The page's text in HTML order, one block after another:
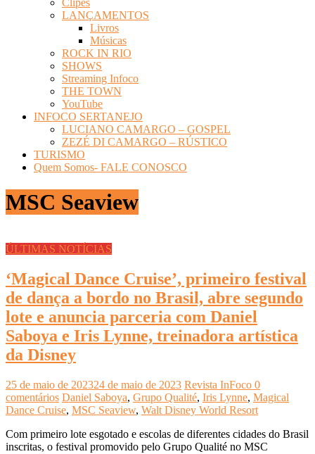
Clipes
LANÇAMENTOS
Livros
Músicas
ROCK IN RIO
SHOWS
Streaming Infoco
THE TOWN
YouTube
INFOCO SERTANEJO
LUCIANO CAMARGO – GOSPEL
ZEZÉ DI CAMARGO – RÚSTICO
TURISMO
Quem Somos- FALE CONOSCO
MSC Seaview
ÚLTIMAS NOTÍCIAS
‘Magical Dance Cruise’, primeiro festival
de dança a bordo no Brasil, abre segundo
lote e anuncia parceria com Daniel
Saboya e Iris Lynne, treinadora artística
da Disney
25 de maio de 202324 de maio de 2023 Revista InFoco 0
comentários Daniel Saboya, Grupo Qualité, Iris Lynne, Magical
Dance Cruise, MSC Seaview, Walt Disney World Resort
Com primeiro lote esgotado e escolas de diferentes cidades do Brasil
inscritas, o festival promovido pelo Grupo Qualité no MSC